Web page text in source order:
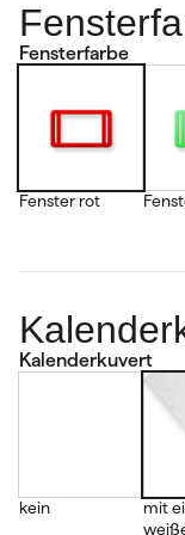
Fensterfarbe
Fenster rot
Kalenderkuvert
kein
mit